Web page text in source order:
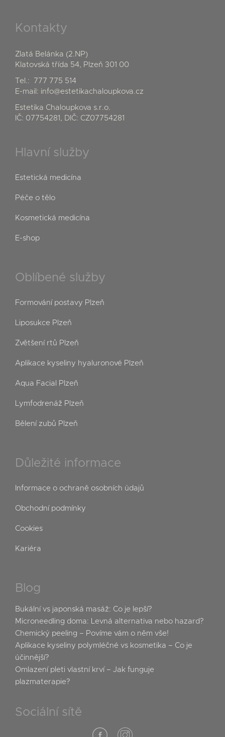
Kontakty
Zlatá Belánka (2.NP)
Klatovská třída 54, Plzeň 301 00
Tel.:
777 775 514
E-mail: info@estetikachaloupkova.cz
Estetika Chaloupkova s.r.o.
IČ: 07754281, DIČ: CZ07754281
Hlavní služby
Estetická medicína
Péče o tělo
Kosmetická medicína
E-shop
Oblíbené služby
Formování postavy Plzeň
Liposukce Plzeň
Zvětšení rtů Plzeň
Aplikace kyseliny hyaluronové Plzeň
Aqua Facial Plzeň
Lymfodrenáž Plzeň
Bělení zubů Plzeň
Důležité informace
Informace o ochraně osobních údajů
Obchodní podmínky
Cookies
Kariéra
Blog
Bukální vs japonská masáž: Co je lepší?
Microneedling doma: Levná alternativa nebo hazard?
Chemický peeling – Povíme vám o něm vše!
Aplikace kyseliny polymléčné vs kosmetika – Co je
účinnější?
Omlazení pleti vlastní krví – Jak funguje
plazmaterapie?
Sociální sítě